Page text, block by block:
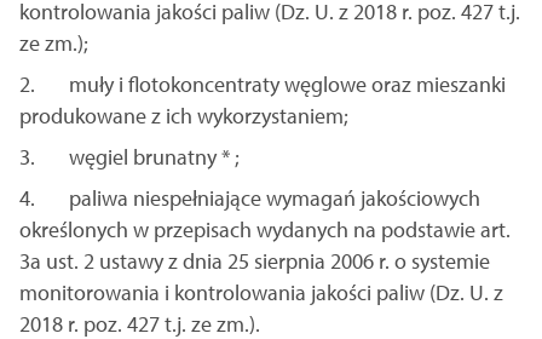
kontrolowania jakości paliw (Dz. U. z 2018 r. poz. 427 t.j.
ze zm.);
2. muły i flotokoncentraty węglowe oraz mieszanki
produkowane z ich wykorzystaniem;
3. węgiel brunatny * ;
4. paliwa niespełniające wymagań jakościowych
określonych w przepisach wydanych na podstawie art.
3a ust. 2 ustawy z dnia 25 sierpnia 2006 r. o systemie
monitorowania i kontrolowania jakości paliw (Dz. U. z
2018 r. poz. 427 t.j. ze zm.).